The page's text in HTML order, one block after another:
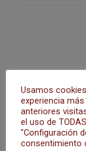
Usamos
experiencia
anteriores
el uso de
"Configuración
consentimiento